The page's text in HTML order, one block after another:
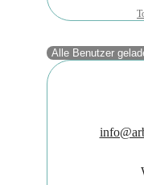
Alle Benutzer